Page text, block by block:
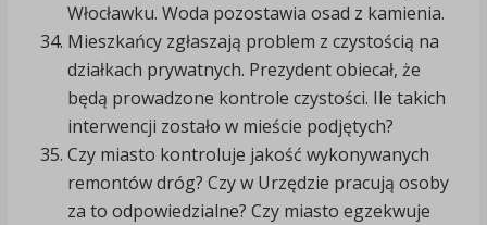
Włocławku. Woda pozostawia osad z kamienia.
Mieszkańcy zgłaszają problem z czystością na
działkach prywatnych. Prezydent obiecał, że
będą prowadzone kontrole czystości. Ile takich
interwencji zostało w mieście podjętych?
Czy miasto kontroluje jakość wykonywanych
remontów dróg? Czy w Urzędzie pracują osoby
za to odpowiedzialne? Czy miasto egzekwuje